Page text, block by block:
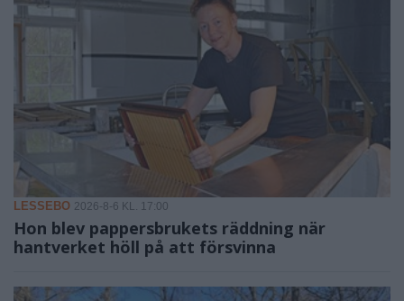
LESSEBO 2026-8-6 KL. 17:00
Hon blev pappersbrukets räddning när
hantverket höll på att försvinna